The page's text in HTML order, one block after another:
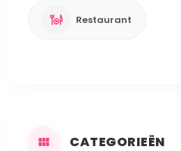
Restaurant
CATEGORIEËN